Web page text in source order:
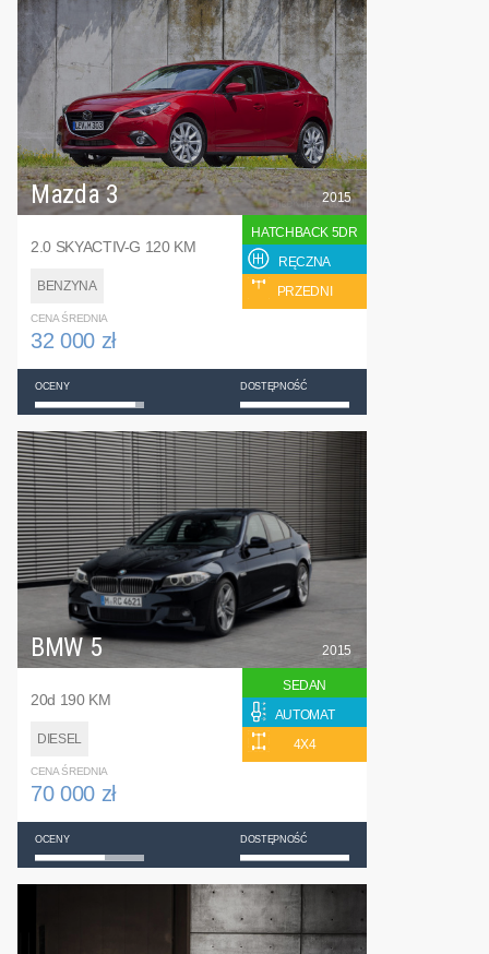
Mazda 3
2.0 SKYACTIV-G 120 KM
BENZYNA
2015
HATCHBACK 5DR
RĘCZNA
PRZEDNI
CENA ŚREDNIA
32 000 zł
OCENY DOSTĘPNOŚĆ
BMW 5
20d 190 KM
DIESEL
2015
SEDAN
AUTOMAT
4X4
CENA ŚREDNIA
70 000 zł
OCENY DOSTĘPNOŚĆ